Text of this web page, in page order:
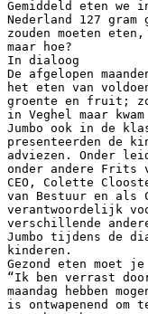
Gemiddeld eten we
Nederland 127
zouden moeten eten,
maar hoe?
In dialoog
De afgelopen
het eten van
groente en fruit; zo
in Veghel maar kwam
Jumbo ook in de
presenteerden de
adviezen. Onder
onder andere Frits
CEO, Colette
van Bestuur en als
verantwoordelijk
verschillende
Jumbo tijdens de
kinderen.
Gezond eten moet
“Ik ben verrast
maandag hebben
is ontwapenend om